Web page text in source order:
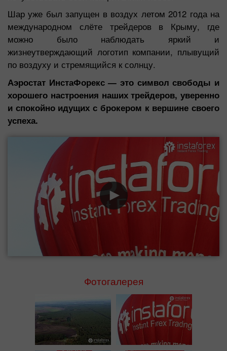
Шар уже был запущен в воздух летом 2012 года на
международном слёте трейдеров в Крыму, где
можно было наблюдать яркий и
жизнеутверждающий логотип компании, плывущий
по воздуху и стремящийся к солнцу.
Аэростат ИнстаФорекс — это символ свободы и
хорошего настроения наших трейдеров, уверенно
и спокойно идущих с брокером к вершине своего
успеха.
Фотогалерея